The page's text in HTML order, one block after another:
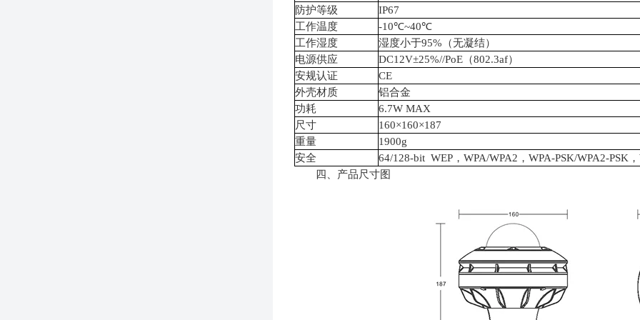
防护等级 IP67
工作温度 -10℃~40℃
工作湿度 湿度小于95%（无凝结）
电源供应 DC12V±25%//PoE（802.3af）
安规认证 CE
外壳材质
铝合金
功耗
6.7W MAX
尺寸 160×160×187
重量 1900g
安全 64/128-bit WEP，WPA/WPA2，WPA-PSK/WPA2-PSK，
四、产品尺寸图